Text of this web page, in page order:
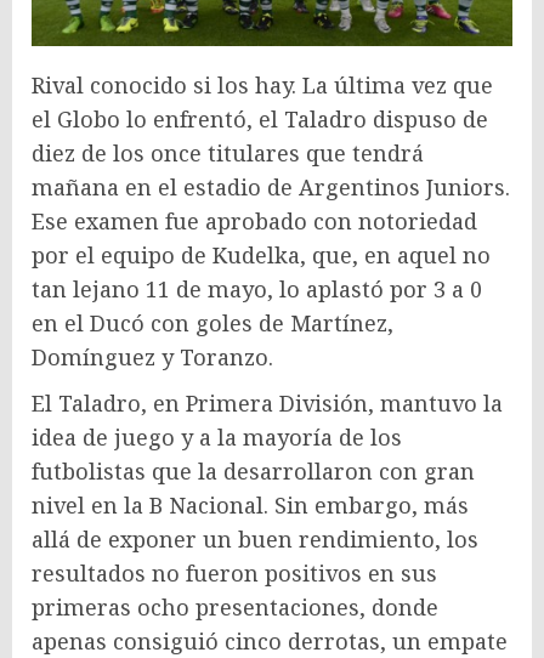
Rival conocido si los hay. La última vez que
el Globo lo enfrentó, el Taladro dispuso de
diez de los once titulares que tendrá
mañana en el estadio de Argentinos Juniors.
Ese examen fue aprobado con notoriedad
por el equipo de Kudelka, que, en aquel no
tan lejano 11 de mayo, lo aplastó por 3 a 0
en el Ducó con goles de Martínez,
Domínguez y Toranzo.
El Taladro, en Primera División, mantuvo la
idea de juego y a la mayoría de los
futbolistas que la desarrollaron con gran
nivel en la B Nacional. Sin embargo, más
allá de exponer un buen rendimiento, los
resultados no fueron positivos en sus
primeras ocho presentaciones, donde
apenas consiguió cinco derrotas, un empate